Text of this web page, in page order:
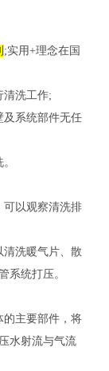
;实用+理念在国
洗工作;
系统部件无任
可以观察清洗排
洗暖气片、散
系统打压。
主要部件，将
水射流与气流